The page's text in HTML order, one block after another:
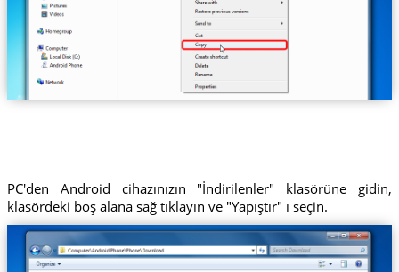
PC'den Android cihazınızın "İndirilenler" klasörüne gidin,
klasördeki boş alana sağ tıklayın ve "Yapıştır" ı seçin.